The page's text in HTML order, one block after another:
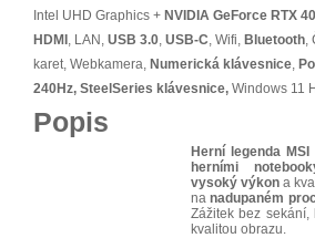
Intel UHD Graphics + NVIDIA GeForce RTX
HDMI , LAN, USB 3.0, USB-C, Wifi, Bluetooth,
karet, Webkamera, Numerická klávesnice,
240Hz, SteelSeries klávesnice, Windows 11
Popis
Herní legenda MSI
herními
vysoký výkon a
nanadupaném
Zážitek bez sekání,
kvalitou obrazu.